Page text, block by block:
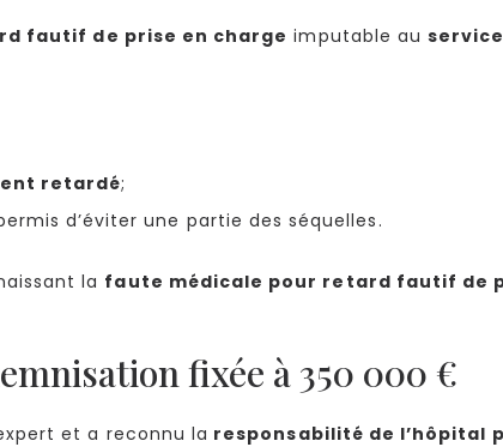
fautif de prise en charge imputable au
retardé;
d’éviter une partie des séquelles.
la faute médicale pour retard fautif de
fixée à 350 000 €
et a reconnu la responsabilité de l’hôpital